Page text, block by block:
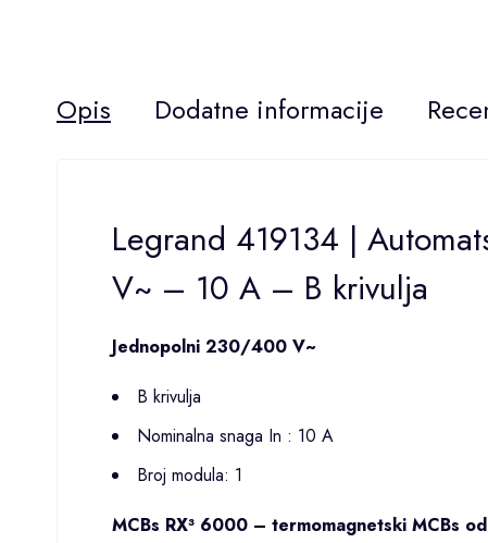
Opis Dodatne informacije
Legrand 419134 |
V~ – 10 A – B krivulja
Jednopolni 230/400 V~
B krivulja
Nominalna snaga In : 10 A
Broj modula: 1
MCBs RX³ 6000 – termomagnetski MCBs